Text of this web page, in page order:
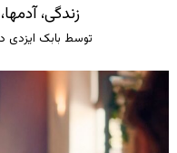
زندگی،
توسط بابک ایزدی